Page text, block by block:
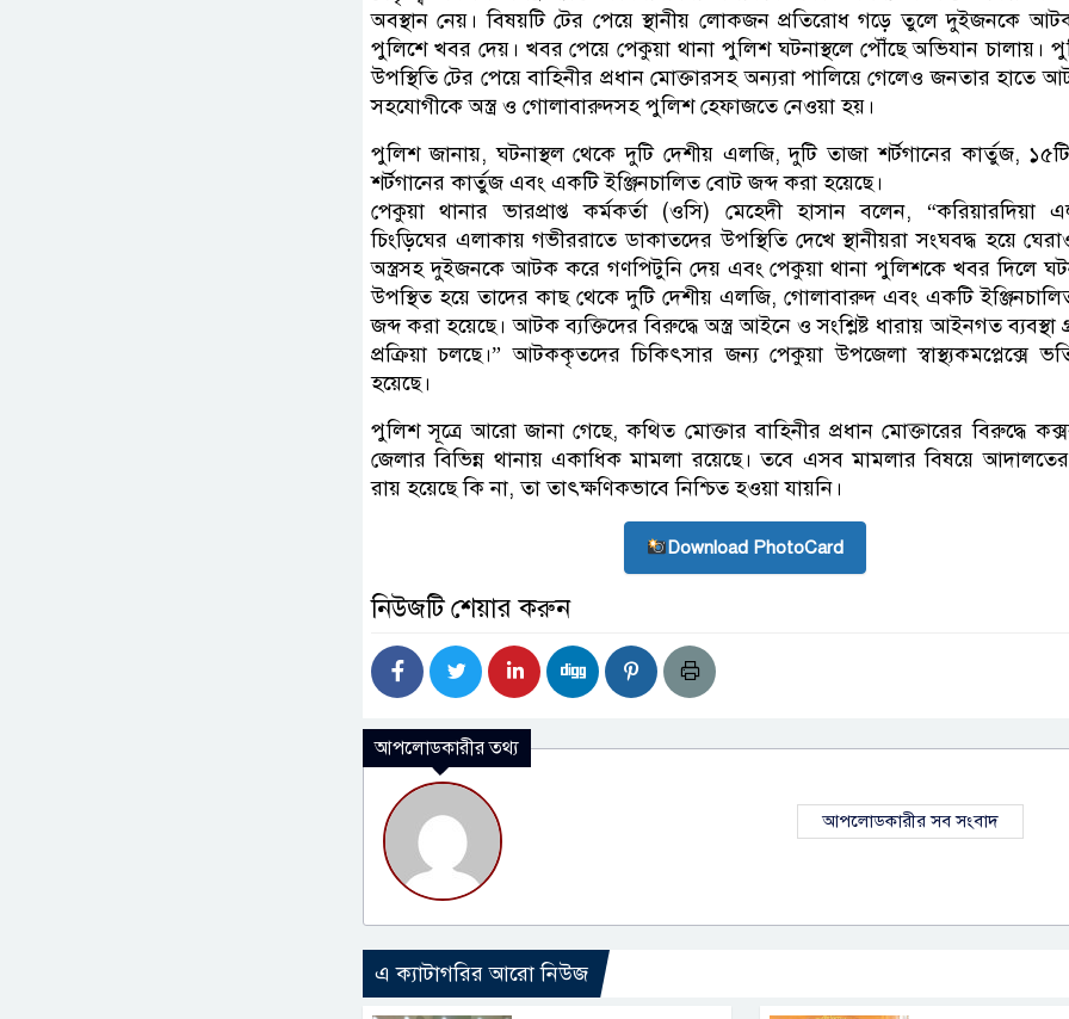
অবস্থান নেয়। বিষয়টি টের পেয়ে স্থানীয় লোকজন প্রতিরোধ গড়ে তুলে দুইজনকে
পুলিশে খবর দেয়। খবর পেয়ে পেকুয়া থানা পুলিশ ঘটনাস্থলে পৌঁছে অভিযান চালায়।
উপস্থিতি টের পেয়ে বাহিনীর প্রধান মোক্তারসহ অন্যরা পালিয়ে গেলেও জনতার হাতে
সহযোগীকে অস্ত্র ও গোলাবারুদসহ পুলিশ হেফাজতে নেওয়া হয়।
পুলিশ জানায়, ঘটনাস্থল থেকে দুটি দেশীয় এলজি, দুটি তাজা শর্টগানের কার্তুজ,
শর্টগানের কার্তুজ এবং একটি ইঞ্জিনচালিত বোট জব্দ করা হয়েছে।
পেকুয়া থানার ভারপ্রাপ্ত কর্মকর্তা (ওসি) মেহেদী হাসান বলেন, “করিয়ারদিয়া
চিংড়িঘের এলাকায় গভীররাতে ডাকাতদের উপস্থিতি দেখে স্থানীয়রা সংঘবদ্ধ হয়ে
অস্ত্রসহ দুইজনকে আটক করে গণপিটুনি দেয় এবং পেকুয়া থানা পুলিশকে খবর দিলে
উপস্থিত হয়ে তাদের কাছ থেকে দুটি দেশীয় এলজি, গোলাবারুদ এবং একটি
জব্দ করা হয়েছে। আটক ব্যক্তিদের বিরুদ্ধে অস্ত্র আইনে ও সংশ্লিষ্ট ধারায় আইনগত ব্যবস্থা
প্রক্রিয়া চলছে।” আটককৃতদের চিকিৎসার জন্য পেকুয়া উপজেলা স্বাস্থ্যকমপ্লেক্সে
হয়েছে।
পুলিশ সূত্রে আরো জানা গেছে, কথিত মোক্তার বাহিনীর প্রধান মোক্তারের বিরুদ্ধে
জেলার বিভিন্ন থানায় একাধিক মামলা রয়েছে। তবে এসব মামলার বিষয়ে আদালতের
রায় হয়েছে কি না, তা তাৎক্ষণিকভাবে নিশ্চিত হওয়া যায়নি।
Download PhotoCard
নিউজটি শেয়ার করুন
আপলোডকারীর তথ্য
আপলোডকারীর সব সংবাদ
এ ক্যাটাগরির আরো নিউজ